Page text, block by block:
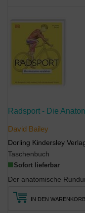
David Bailey
Dorling Kindersley
Taschenbuch
Sofort lieferbar
IN DEN WARENKORB